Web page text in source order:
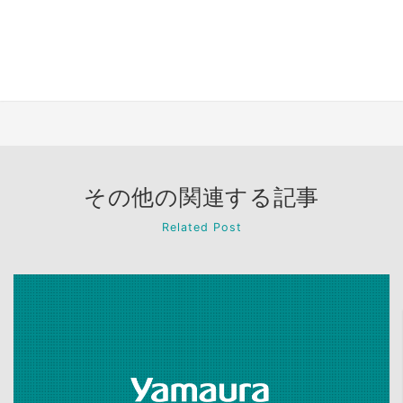
その他の関連する記事
Related Post